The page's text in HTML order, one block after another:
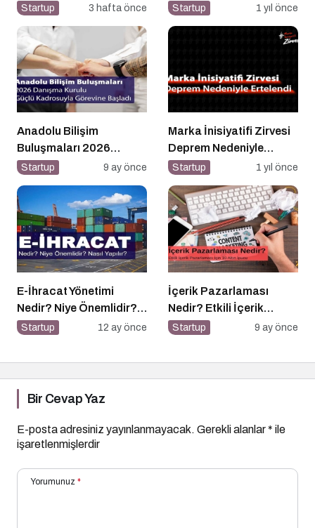
Konuşmacı Olarak Yer
Startup 3 hafta önce Kullanın
Startup 1 yıl önce
Anadolu Bilişim
Buluşmaları 2026
Danışma Kurulu Güçlü
Başladı
Startup 9 ay önce
Marka İnisiyatifi Zirvesi
Deprem Nedeniyle
Ertelendi
Startup 1 yıl önce
E-İhracat Yönetimi
Nedir? Niye Önemlidir?
Nasıl Yapılır?
Startup 12 ay önce
İçerik Pazarlaması
Nedir? Etkili İçerik
Pazarlaması İçin 10
Startup 9 ay önce
Bir Cevap Yaz
E-posta adresiniz yayınlanmayacak. Gerekli alanlar* ile
işaretlenmişlerdir
Yorumunuz *